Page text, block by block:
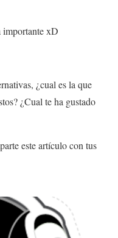
xD
¿cual es la que
¿Cual te ha gustado
este artículo con tus